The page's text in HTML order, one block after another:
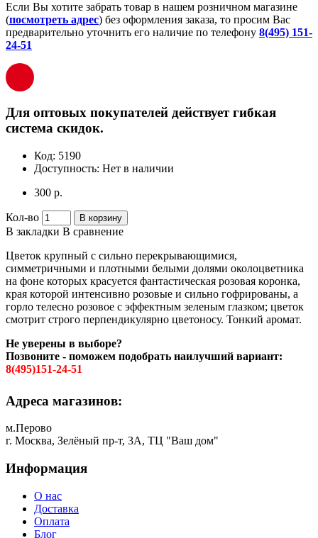
Если Вы хотите забрать товар в нашем розничном магазине
(посмотреть адрес) без оформления заказа, то просим Вас
предварительно уточнить его наличие по телефону 8(495) 151-
24-51
Для оптовых покупателей действует гибкая
система скидок.
Код: 5190
Доступность: Нет в наличии
300 р.
Кол-во В корзину
В закладки В сравнение
Цветок крупный с сильно перекрывающимися,
симметричными и плотными белыми долями околоцветника
на фоне которых красуется фантастическая розовая коронка,
края которой интенсивно розовые и сильно гофрированы, а
горло телесно розовое с эффектным зеленым глазком; цветок
смотрит строго перпендикулярно цветоносу. Тонкий аромат.
Не уверены в выборе?
Позвоните - поможем подобрать наилучший вариант:
8(495)151-24-51
Адреса магазинов:
м.Перово
г. Москва, Зелёный пр-т, 3А, ТЦ "Ваш дом"
Информация
О нас
Доставка
Оплата
Блог